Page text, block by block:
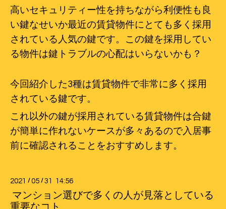
高いセキュリティー性を持ちながら利便性も良
い鍵なせいか最近の賃貸物件にとても多く採用
されている人気の鍵です。この鍵を採用してい
る物件は鍵トラブルの心配はいらないかも？
今回紹介した3種は賃貸物件で非常に多く採用
されている鍵です。
これ以外の鍵が採用されている賃貸物件は合鍵
が簡単に作れないケースが多々あるので入居事
前に確認されることをおすすめします。
2021 /05 /31 14:56
マンション選びで多くの人が見落としている